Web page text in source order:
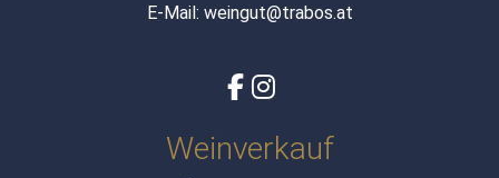
E-Mail: weingut@trabos.at
Weinverkauf